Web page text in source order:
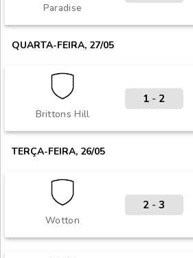
Paradise
QUARTA-FEIRA, 27/05
Brittons Hill
1 - 2
TERÇA-FEIRA, 26/05
Wotton
2 - 3